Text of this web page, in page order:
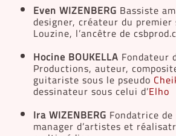
Even WIZENBERG Bassiste
designer, créateur du
Louzine, l’ancêtre de
Hocine BOUKELLA Fondateur
Productions, auteur,
guitariste sous le pseudo
dessinateur sous celui d’Elho
Ira WIZENBERG Fondatrice
manager d’artistes et